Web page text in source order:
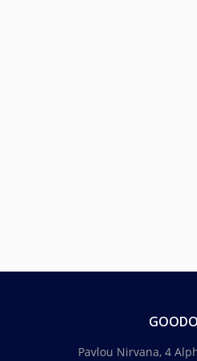
Pavlou Nirvana, 4